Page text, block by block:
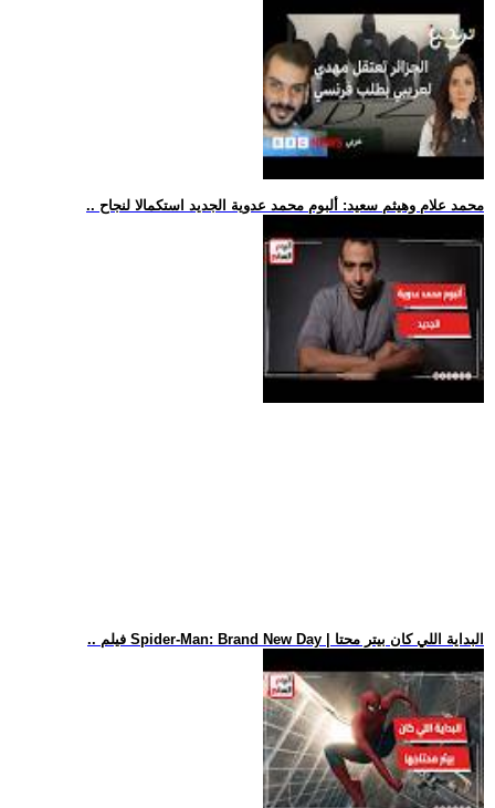
.. محمد علام وهيثم سعيد: ألبوم محمد عدوية الجديد استكمالا لنجاح
.. فيلم Spider-Man: Brand New Day | البداية اللي كان بيتر محتا